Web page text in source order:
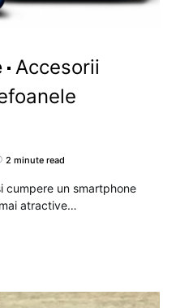
Accesorii
2 minute read
cumpere un smartphone
atractive…